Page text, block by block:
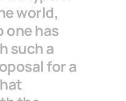
world,
one has
such a
for a